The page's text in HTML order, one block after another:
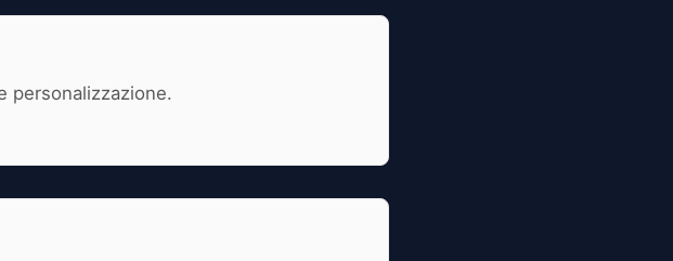
personalizzazione.